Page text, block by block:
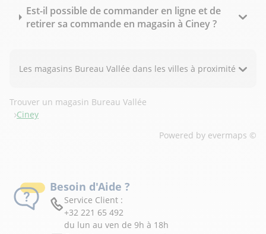
Est-il possible de commander en ligne et de
retirer sa commande en magasin à Ciney ?
Les magasins Bureau Vallée dans les villes à proximité
Trouver un magasin Bureau Vallée
Ciney
Powered by evermaps ©
Besoin d'Aide ?
Service Client :
+32 221 65 492
du lun au ven de 9h à 18h